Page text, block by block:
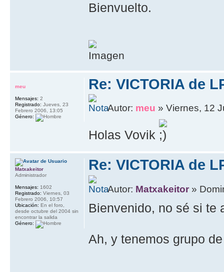
Bienvuelto.
Re: VICTORIA de
Autor: meu » Viernes, 12
Holas Vovik
meu
Mensajes: 2
Registrado: Jueves, 23
Febrero 2006, 13:05
Género:
Re: VICTORIA de
Autor: Matxakeitor »
Bienvenido, no sé si te
Ah, y tenemos grupo
Matxakeitor
Administrador
Mensajes: 1602
Registrado: Viernes, 03
Febrero 2006, 10:57
Ubicación: En el foro,
desde octubre del 2004 sin
encontrar la salida
Género: